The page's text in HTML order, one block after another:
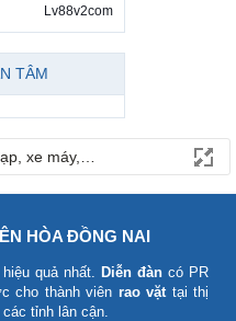
Lv88v2com
TÂM
xe máy, ô tô
HÒA ĐỒNG NAI
hiệu quả nhất. Diễn đàn có PR
cho thành viên rao vặt tại thị
tỉnh lân cận.